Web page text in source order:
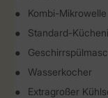
Kombi-Mikrowelle
Standard-
Wasserkocher
Extragroßer